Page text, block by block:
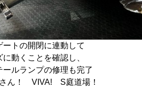
ートの開閉に連動して
に動くことを確認し、
ールランプの修理も完了
ん！ VIVA! S庭道場！